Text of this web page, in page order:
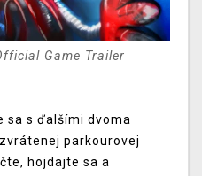
Game Trailer
sa s ďalšími dvoma
parkourovej
hojdajte sa a